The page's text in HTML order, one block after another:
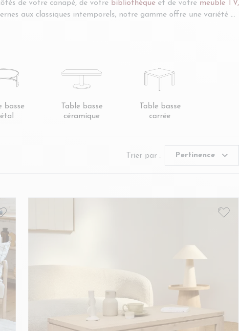
de votre canapé, de votre bibliothèque et de votre meuble TV,
aux classiques intemporels, notre gamme offre une variété de
ou une table basse ronde pour une touche d'élégance, nous
basse
Table basse
céramique
Table basse
carrée
Trier par : Pertinence expand_more